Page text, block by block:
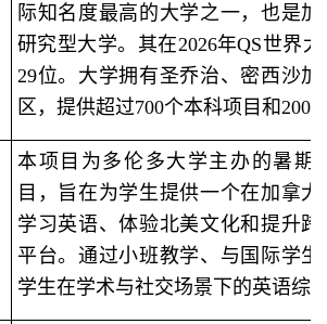
际知名度最高的大学之一，也是
研究型大学。其在2026年QS世界
29位。大学拥有圣乔治、密西沙
区，提供超过700个本科项目和200
本项目为多伦多大学主办的暑期
目，旨在为学生提供一个在加拿
学习英语、体验北美文化和提升
平台。通过小班教学、与国际学
学生在学术与社交场景下的英语综